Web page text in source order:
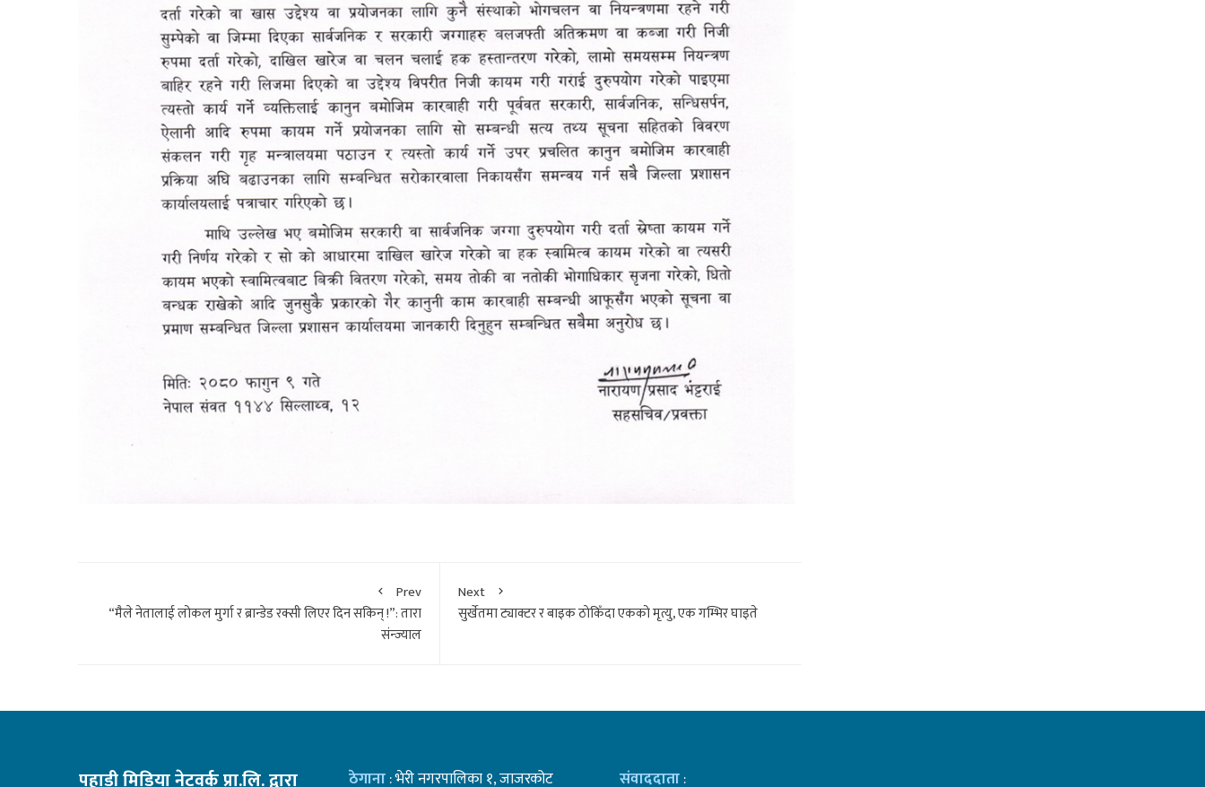
Prev
“मैले नेतालाई लोकल मुर्गा र ब्रान्डेड रक्सी लिएर दिन सकिन् !”: तारा
संन्ज्याल
Next
सुर्खेतमा ट्याक्टर र बाइक ठाेकिँदा एकको मृत्यु, एक गम्भिर घाइते
पहाडी मिडिया नेटवर्क प्रा.लि. द्वारा ठेगाना: भेरी नगरपालिका १, जाजरकोट संवाददाता: